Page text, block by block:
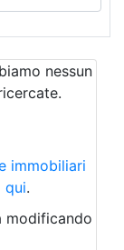
nessun
immobiliari
qui.
modificando